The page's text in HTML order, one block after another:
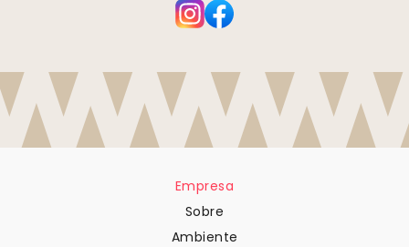
Empresa
Sobre
Ambiente